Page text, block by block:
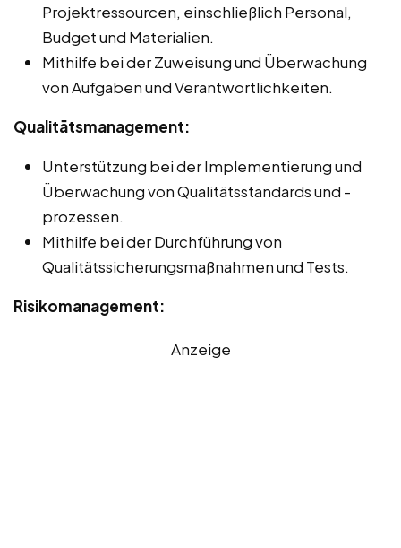
Projektressourcen, einschließlich Personal,
Budget und Materialien.
Mithilfe bei der Zuweisung und Überwachung
von Aufgaben und Verantwortlichkeiten.
Qualitätsmanagement:
Unterstützung bei der Implementierung und
Überwachung von Qualitätsstandards und -
prozessen.
Mithilfe bei der Durchführung von
Qualitätssicherungsmaßnahmen und Tests.
Risikomanagement:
Anzeige